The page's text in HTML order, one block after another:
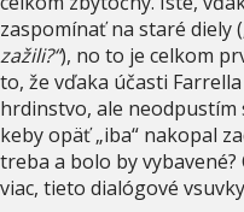
zaspomínať na staré diely
zažili?“), no to je celkom
to, že vďaka účasti
hrdinstvo, ale neodpustím
keby opäť „iba“ nakopal
treba a bolo by vybavené?
viac, tieto dialógové